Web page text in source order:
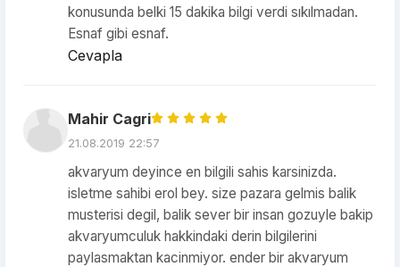
konusunda belki 15 dakika bilgi verdi sıkılmadan.
Esnaf gibi esnaf.
Cevapla
Mahir Cagri
21.08.2019 22:57
akvaryum deyince en bilgili sahis karsinizda.
isletme sahibi erol bey. size pazara gelmis balik
musterisi degil, balik sever bir insan gozuyle bakip
akvaryumculuk hakkindaki derin bilgilerini
paylasmaktan kacinmiyor. ender bir akvaryum